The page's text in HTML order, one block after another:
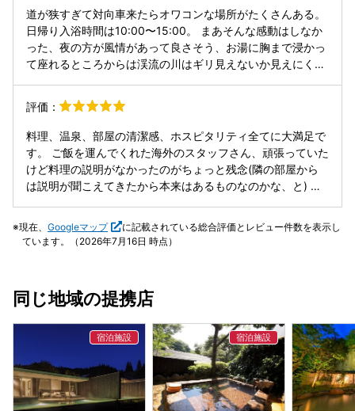
て楽しむことができました。 黒川温泉はいい宿がたくさんあ
るのでいつも迷ってしまいますが、候補の宿がまた増えてし
まいました。
道が狭すぎて対向車来たらオワコンな場所がたくさんある。
日帰り入浴時間は10:00〜15:00。 まあそんな感動はしなか
った、夜の方が風情があって良さそう、お湯に胸まで浸かっ
て座れるところからは渓流の川はギリ見えないか見えにく
評価：
料理、温泉、部屋の清潔感、ホスピタリティ全てに大満足で
す。 ご飯を運んでくれた海外のスタッフさん、頑張っていた
けど料理の説明がなかったのがちょっと残念(隣の部屋から
は説明が聞こえてきたから本来はあるものなのかな、と) で
でした。 とても良い宿で、リピートしたいし誰かに勧めたい
と思うからこそ改善していただきたいポイントです。決して
を振り続けてくれた姿、本当に可愛らしくて暖かくて忘れら
時間を皆様、ありがとうございました。
現在、 Googleマップ
に記載されている総合評価とレビュー件数を表示し
ています。（2026年7月16日 時点）
同じ地域の提携店